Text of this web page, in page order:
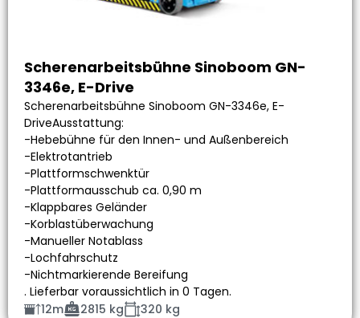
Scherenarbeitsbühne Sinoboom GN-
3346e, E-Drive
Scherenarbeitsbühne Sinoboom GN-3346e, E-
DriveAusstattung:
-Hebebühne für den Innen- und Außenbereich
-Elektrotantrieb
-Plattformschwenktür
-Plattformausschub ca. 0,90 m
-Klappbares Geländer
-Korblastüberwachung
-Manueller Notablass
-Lochfahrschutz
-Nichtmarkierende Bereifung
. Lieferbar voraussichtlich in 0 Tagen.
12m
2815 kg 320 kg